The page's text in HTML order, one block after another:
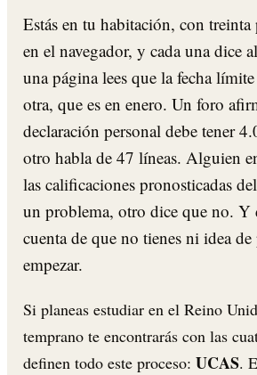
Estás en tu habitación, con treinta
en el navegador, y cada una dice
una página lees que la fecha
otra, que es en enero. Un foro
declaración personal debe tener
otro habla de 47 líneas. Alguien
las calificaciones pronosticadas
un problema, otro dice que no. Y
cuenta de que no tienes ni idea
empezar.
Si planeas estudiar en el Reino
temprano te encontrarás con las
definen todo este proceso: UCAS.